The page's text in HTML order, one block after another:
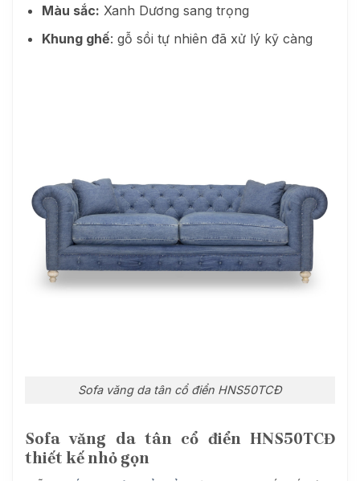
Màu sắc: Xanh Dương sang trọng
Khung ghế: gỗ sồi tự nhiên đã xử lý kỹ càng
Sofa văng da tân cổ điển HNS50TCĐ
Sofa văng da tân cổ điển HNS50TCĐ
thiết kế nhỏ gọn